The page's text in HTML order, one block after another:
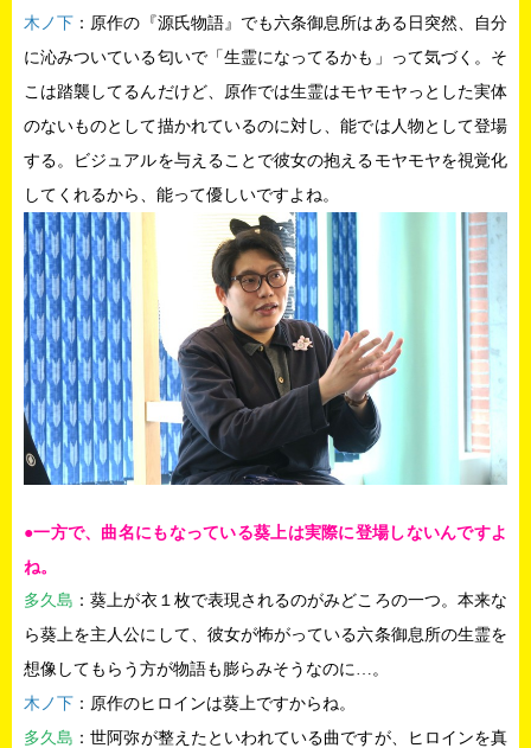
木ノ下 ：原作の『源氏物語』でも六条御息所はある日突然、自分
に沁みついている匂いで「生霊になってるかも」って気づく。そ
こは踏襲してるんだけど、原作では生霊はモヤモヤっとした実体
のないものとして描かれているのに対し、能では人物として登場
する。ビジュアルを与えることで彼女の抱えるモヤモヤを視覚化
してくれるから、能って優しいですよね。
●一方で、曲名にもなっている葵上は実際に登場しないんですよ
ね。
多久島 ：葵上が衣１枚で表現されるのがみどころの一つ。本来な
ら葵上を主人公にして、彼女が怖がっている六条御息所の生霊を
想像してもらう方が物語も膨らみそうなのに…。
木ノ下 ：原作のヒロインは葵上ですからね。
多久島 ：世阿弥が整えたといわれている曲ですが、ヒロインを真